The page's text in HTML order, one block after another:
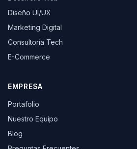
Diseño UI/UX
Marketing Digital
Consultoría Tech
E-Commerce
EMPRESA
Portafolio
Nuestro Equipo
Blog